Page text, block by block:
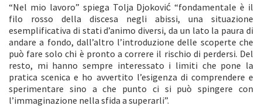
“Nel mio lavoro” spiega Tolja Djoković “fondamentale è il
filo rosso della discesa negli abissi, una situazione
esemplificativa di stati d’animo diversi, da un lato la paura di
andare a fondo, dall’altro l’introduzione delle scoperte che
può fare solo chi è pronto a correre il rischio di perdersi. Del
resto, mi hanno sempre interessato i limiti che pone la
pratica scenica e ho avvertito l’esigenza di comprendere e
sperimentare sino a che punto ci si può spingere con
l’immaginazione nella sfida a superarli”.